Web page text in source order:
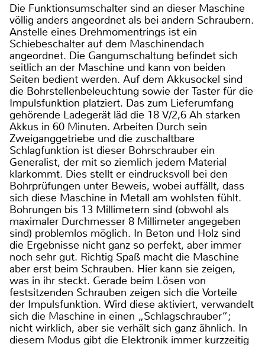
Die Funktionsumschalter sind an dieser Maschine
völlig anders angeordnet als bei andern Schraubern.
Anstelle eines Drehmomentrings ist ein
Schiebeschalter auf dem Maschinendach
angeordnet. Die Gangumschaltung befindet sich
seitlich an der Maschine und kann von beiden
Seiten bedient werden. Auf dem Akkusockel sind
die Bohrstellenbeleuchtung sowie der Taster für die
Impulsfunktion platziert. Das zum Lieferumfang
gehörende Ladegerät läd die 18 V/2,6 Ah starken
Akkus in 60 Minuten. Arbeiten Durch sein
Zweiganggetriebe und die zuschaltbare
Schlagfunktion ist dieser Bohrschrauber ein
Generalist, der mit so ziemlich jedem Material
klarkommt. Dies stellt er eindrucksvoll bei den
Bohrprüfungen unter Beweis, wobei auffällt, dass
sich diese Maschine in Metall am wohlsten fühlt.
Bohrungen bis 13 Millimetern sind (obwohl als
maximaler Durchmesser 8 Millimeter angegeben
sind) problemlos möglich. In Beton und Holz sind
die Ergebnisse nicht ganz so perfekt, aber immer
noch sehr gut. Richtig Spaß macht die Maschine
aber erst beim Schrauben. Hier kann sie zeigen,
was in ihr steckt. Gerade beim Lösen von
festsitzenden Schrauben zeigen sich die Vorteile
der Impulsfunktion. Wird diese aktiviert, verwandelt
sich die Maschine in einen „Schlagschrauber“;
nicht wirklich, aber sie verhält sich ganz ähnlich. In
diesem Modus gibt die Elektronik immer kurzzeitig